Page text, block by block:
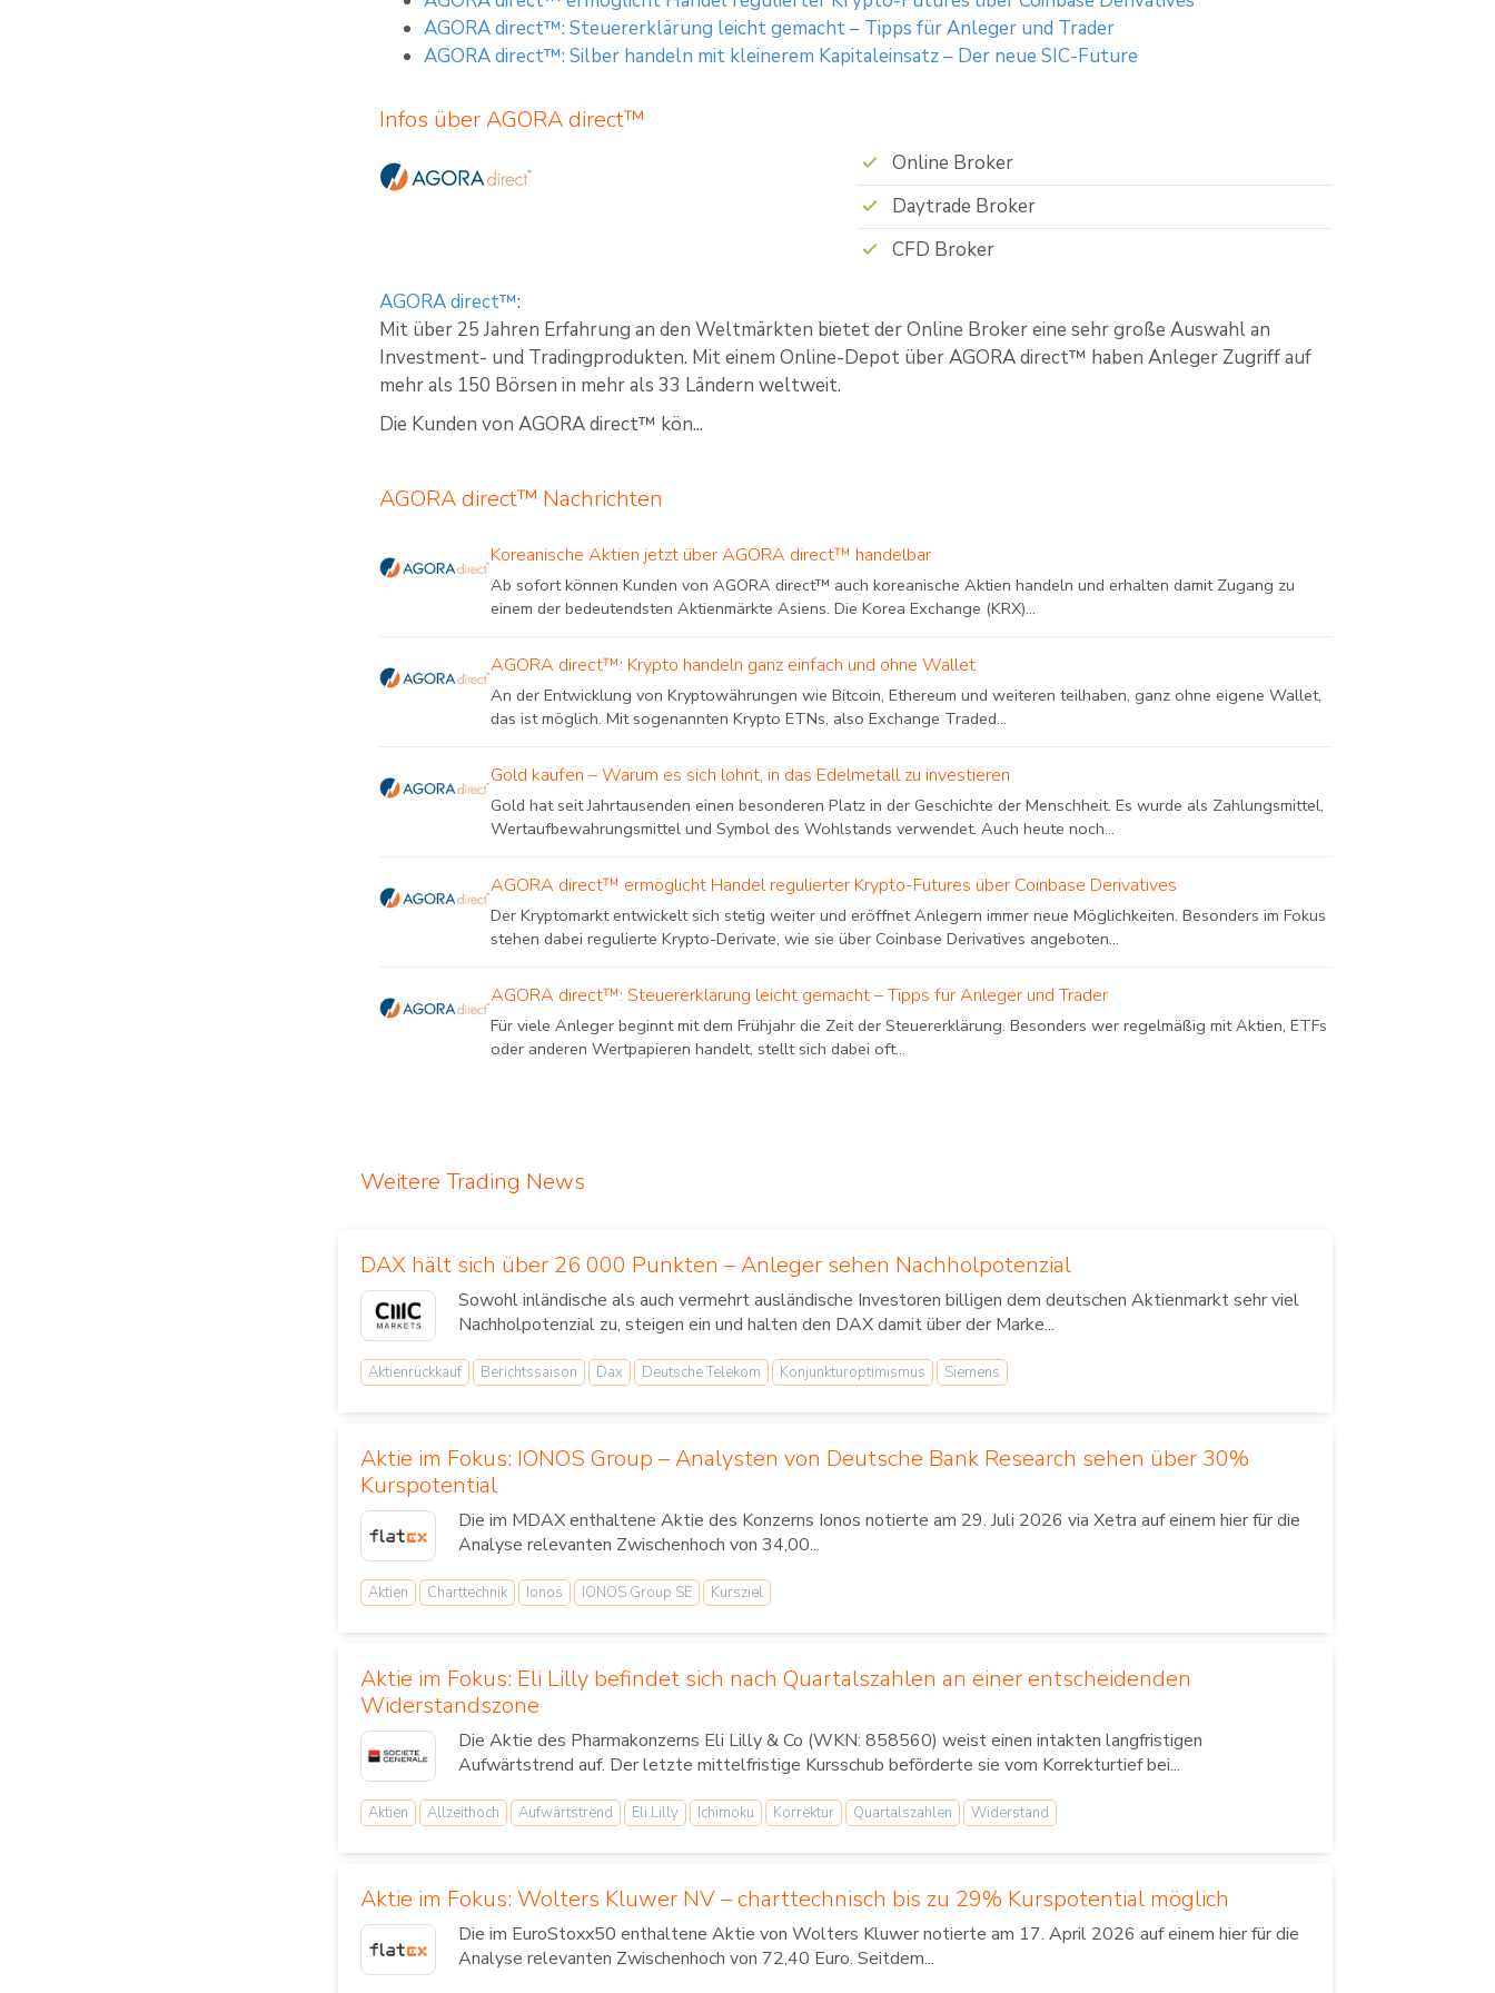
AGORA direct™: Steuererklärung leicht gemacht – Tipps für Anleger und Trader
AGORA direct™: Silber handeln mit kleinerem Kapitaleinsatz – Der neue SIC-Future
Infos über AGORA direct™
Online Broker
Daytrade Broker
CFD Broker
AGORA direct™:
Mit über 25 Jahren Erfahrung an den Weltmärkten bietet der Online Broker eine sehr große Auswahl an
Investment- und Tradingprodukten. Mit einem Online-Depot über AGORA direct™ haben Anleger Zugriff auf
mehr als 150 Börsen in mehr als 33 Ländern weltweit.
Die Kunden von AGORA direct™ kön...
AGORA direct™ Nachrichten
Koreanische Aktien jetzt über AGORA direct™ handelbar
Ab sofort können Kunden von AGORA direct™ auch koreanische Aktien handeln und erhalten damit Zugang zu
einem der bedeutendsten Aktienmärkte Asiens. Die Korea Exchange (KRX)...
AGORA direct™: Krypto handeln ganz einfach und ohne Wallet
An der Entwicklung von Kryptowährungen wie Bitcoin, Ethereum und weiteren teilhaben, ganz ohne eigene Wallet,
das ist möglich. Mit sogenannten Krypto ETNs, also Exchange Traded...
Gold kaufen – Warum es sich lohnt, in das Edelmetall zu investieren
Gold hat seit Jahrtausenden einen besonderen Platz in der Geschichte der Menschheit. Es wurde als Zahlungsmittel,
Wertaufbewahrungsmittel und Symbol des Wohlstands verwendet. Auch heute noch...
AGORA direct™ ermöglicht Handel regulierter Krypto-Futures über Coinbase Derivatives
Der Kryptomarkt entwickelt sich stetig weiter und eröffnet Anlegern immer neue Möglichkeiten. Besonders im Fokus
stehen dabei regulierte Krypto-Derivate, wie sie über Coinbase Derivatives angeboten...
AGORA direct™: Steuererklärung leicht gemacht – Tipps für Anleger und Trader
Für viele Anleger beginnt mit dem Frühjahr die Zeit der Steuererklärung. Besonders wer regelmäßig mit Aktien, ETFs
oder anderen Wertpapieren handelt, stellt sich dabei oft...
Weitere Trading News
DAX hält sich über 26 000 Punkten – Anleger sehen Nachholpotenzial
Sowohl inländische als auch vermehrt ausländische Investoren billigen dem deutschen Aktienmarkt sehr viel
Nachholpotenzial zu, steigen ein und halten den DAX damit über der Marke...
Aktienrückkauf Berichtssaison Dax Deutsche Telekom Konjunkturoptimismus Siemens
Aktie im Fokus: IONOS Group – Analysten von Deutsche Bank Research sehen über 30%
Kurspotential
Die im MDAX enthaltene Aktie des Konzerns Ionos notierte am 29. Juli 2026 via Xetra auf einem hier für die
Analyse relevanten Zwischenhoch von 34,00...
Aktien Charttechnik Ionos IONOS Group SE Kursziel
Aktie im Fokus: Eli Lilly befindet sich nach Quartalszahlen an einer entscheidenden
Widerstandszone
Die Aktie des Pharmakonzerns Eli Lilly & Co (WKN: 858560) weist einen intakten langfristigen
Aufwärtstrend auf. Der letzte mittelfristige Kursschub beförderte sie vom Korrekturtief bei...
Aktien Allzeithoch Aufwärtstrend Eli Lilly Ichimoku Korrektur Quartalszahlen Widerstand
Aktie im Fokus: Wolters Kluwer NV – charttechnisch bis zu 29% Kurspotential möglich
Die im EuroStoxx50 enthaltene Aktie von Wolters Kluwer notierte am 17. April 2026 auf einem hier für die
Analyse relevanten Zwischenhoch von 72,40 Euro. Seitdem...